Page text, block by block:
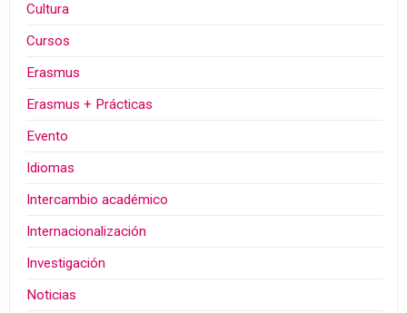
Cultura
Cursos
Erasmus
Erasmus + Prácticas
Evento
Idiomas
Intercambio académico
Internacionalización
Investigación
Noticias